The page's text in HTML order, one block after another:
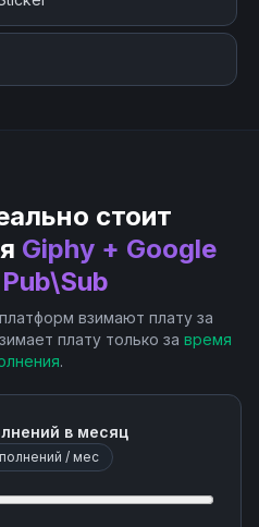
стоит
Giphy + Google
взимают плату за
плату только за время
.
в месяц
/ мес